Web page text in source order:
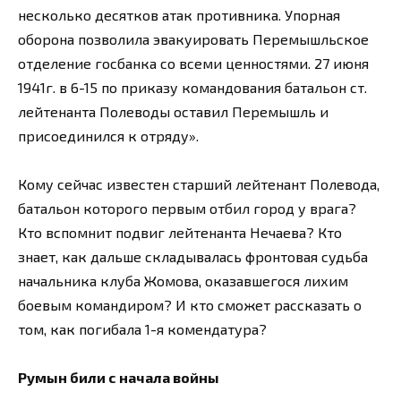
несколько десятков атак противника. Упорная
оборона позволила эвакуировать Перемышльское
отделение госбанка со всеми ценностями. 27 июня
1941г. в 6-15 по приказу командования батальон ст.
лейтенанта Полеводы оставил Перемышль и
присоединился к отряду».
Кому сейчас известен старший лейтенант Полевода,
батальон которого первым отбил город у врага?
Кто вспомнит подвиг лейтенанта Нечаева? Кто
знает, как дальше складывалась фронтовая судьба
начальника клуба Жомова, оказавшегося лихим
боевым командиром? И кто сможет рассказать о
том, как погибала 1-я комендатура?
Румын били с начала войны